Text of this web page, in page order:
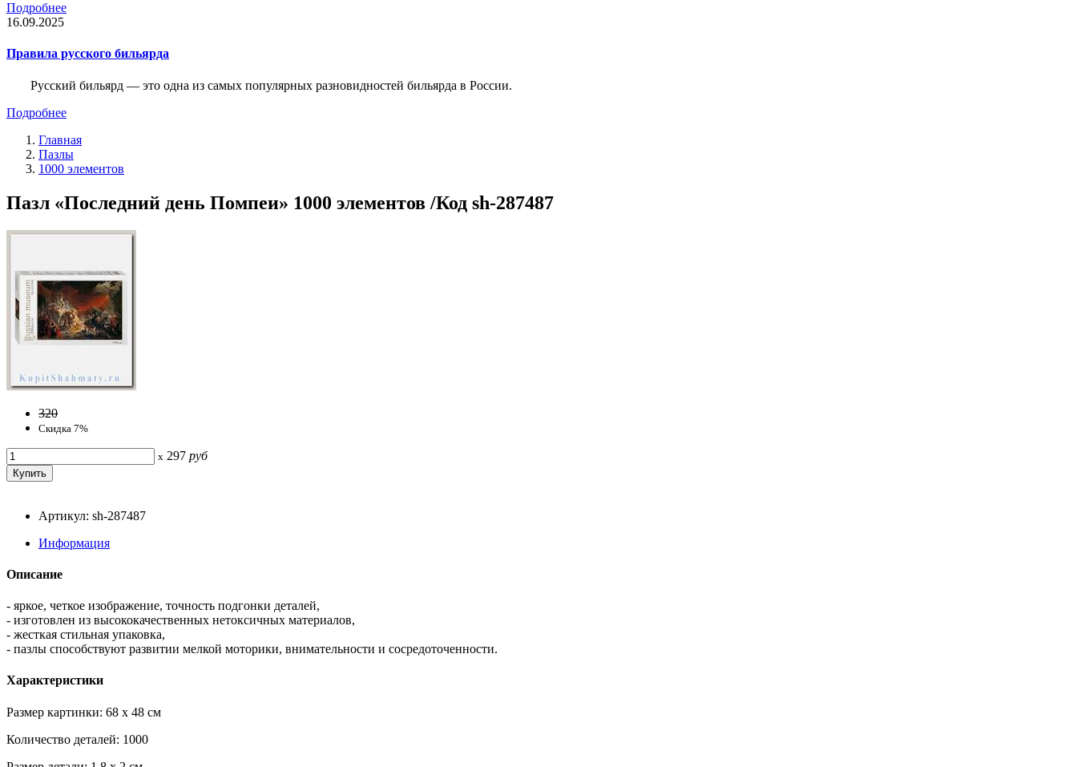
Подробнее
16.09.2025
Правила русского бильярда
Русский бильярд — это одна из самых популярных разновидностей бильярда в России.
Подробнее
Главная
Пазлы
1000 элементов
Пазл «Последний день Помпеи» 1000 элементов /Код sh-287487
320
Скидка 7%
x 297 руб
Артикул: sh-287487
Информация
Описание
- яркое, четкое изображение, точность подгонки деталей,
- изготовлен из высококачественных нетоксичных материалов,
- жесткая стильная упаковка,
- пазлы способствуют развитии мелкой моторики, внимательности и сосредоточенности.
Характеристики
Размер картинки: 68 x 48 см
Количество деталей: 1000